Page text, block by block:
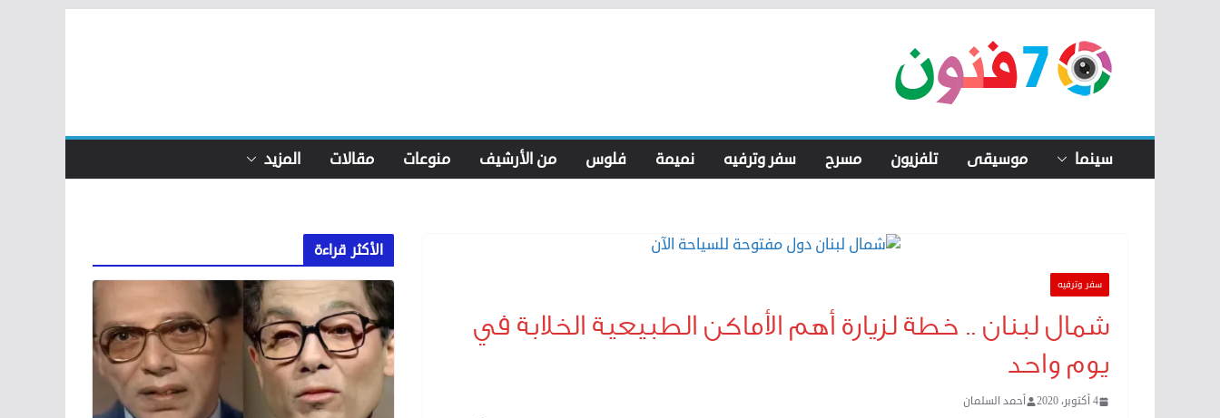
content
سينما موسيقى تلفزيون مسرح سفر وترفيه نميمة فلوس من الأرشيف منوعات مقالات المزيد
سفر وترفيه
شمال لبنان .. خطة لزيارة أهم الأماكن الطبيعية الخلابة في
يوم واحد
4 أكتوبر، 2020 أحمد السلمان
الأكثر قراءة